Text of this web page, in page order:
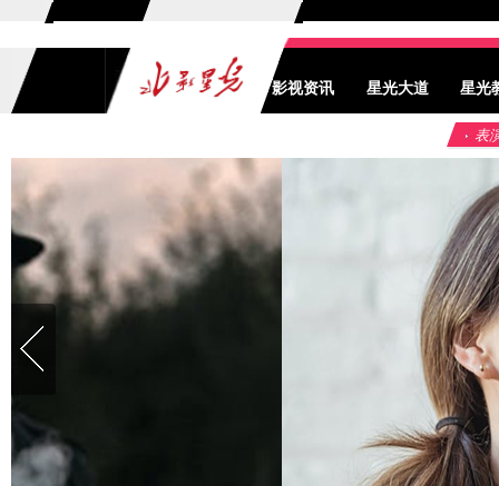
影视资讯 星光大道 星光
表